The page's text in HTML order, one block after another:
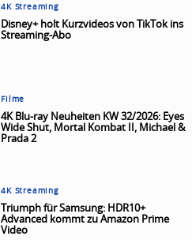
4K Streaming
Disney+ holt Kurzvideos von TikTok ins
Streaming-Abo
Filme
4K Blu-ray Neuheiten KW 32/2026: Eyes
Wide Shut, Mortal Kombat II, Michael &
Prada 2
4K Streaming
Triumph für Samsung: HDR10+
Advanced kommt zu Amazon Prime
Video